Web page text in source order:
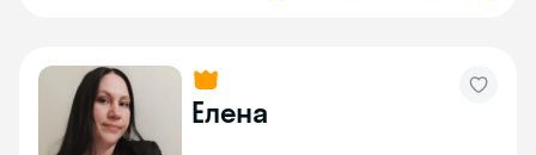
Елена